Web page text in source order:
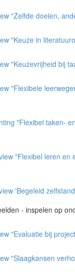
"Zelfde doelen,
"Keuze in
"Keuzevrijheid bij
"Flexibele
"Flexibel taken-
"Flexibel leren en
'Begeleid
- inspelen op
"Evaluatie bij
"Slaagkansen